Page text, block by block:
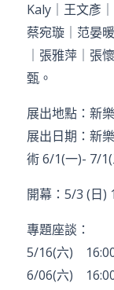
Kaly｜王文彥
蔡宛璇｜范晏
｜張雅萍｜張
甄。
展出地點：新
展出日期：新
術 6/1(一)- 7/
開幕：5/3 (日)
專題座談：
5/16(六)
6/06(六)